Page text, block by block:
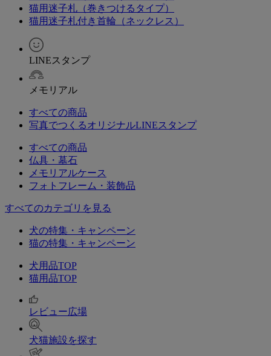
猫用迷子札（巻きつけるタイプ）
猫用迷子札付き首輪（ネックレス）
LINEスタンプ
メモリアル
すべての商品
写真でつくるオリジナルLINEスタンプ
すべての商品
仏具・墓石
メモリアルケース
フォトフレーム・装飾品
すべてのカテゴリを見る
犬の特集・キャンペーン
猫の特集・キャンペーン
犬用品TOP
猫用品TOP
レビュー広場
犬猫施設を探す